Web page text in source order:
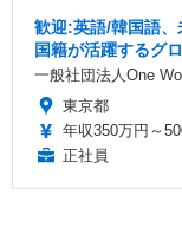
歓迎:英語/韓国語
国籍が活躍するグ
一般社団法人One
東京都
年収350万円～
正社員